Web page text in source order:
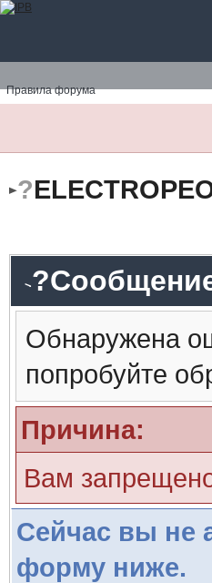
Правила форума
?
Обнаружена
попробуйте
Причина:
Вам
Сейчас вы не
форму ниже.